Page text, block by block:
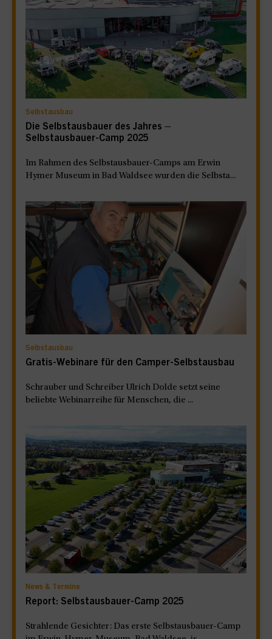
Selbstausbau
Die Selbstausbauer des Jahres –
Selbstausbauer-Camp 2025
Im Rahmen des Selbstausbauer-Camps am Erwin
Hymer Museum in Bad Waldsee wurden die Selbsta...
Selbstausbau
Gratis-Webinare für den Camper-Selbstausbau
Schrauber und Schreiber Ulrich Dolde setzt seine
beliebte Webinarreihe für Menschen, die ...
News & Termine
Report: Selbstausbauer-Camp 2025
Strahlende Gesichter: Das erste Selbstausbauer-Camp